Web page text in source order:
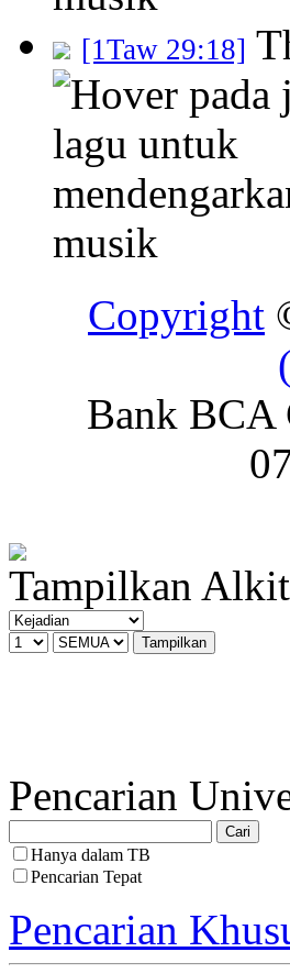
[1Taw 29:18]
Copyright
Bank BCA
Tampilkan
Pencarian
Hanya dalam TB
Pencarian Tepat
Pencarian